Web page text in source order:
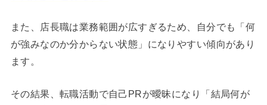
また、店長職は業務範囲が広すぎるため、自分でも「何
が強みなのか分からない状態」になりやすい傾向があり
ます。
その結果、転職活動で自己PRが曖昧になり「結局何が